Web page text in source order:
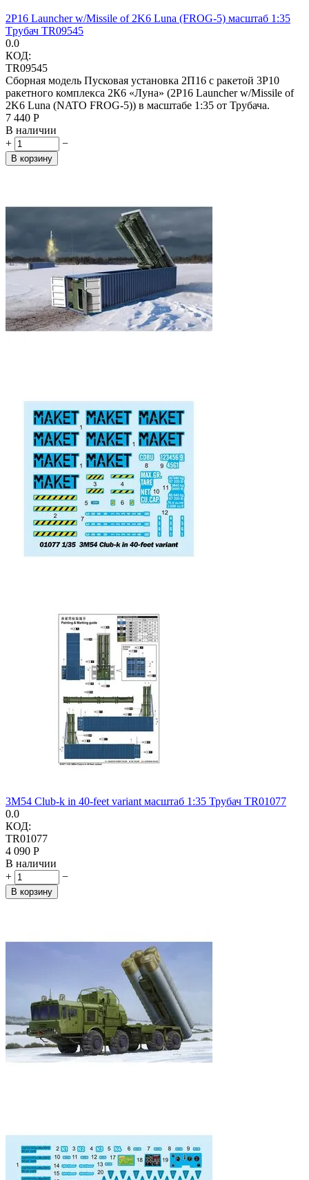
2P16 Launcher w/Missile of 2K6 Luna (FROG-5) масштаб 1:35
Tрубач TR09545
0.0
КОД:
TR09545
Сборная модель Пусковая установка 2П16 с ракетой 3Р10
ракетного комплекса 2К6 «Луна» (2P16 Launcher w/Missile of
2K6 Luna (NATO FROG-5)) в масштабе 1:35 от Трубача.
7 440 Р
В наличии
+
−
В корзину
3M54 Club-k in 40-feet variant масштаб 1:35 Трубач TR01077
0.0
КОД:
TR01077
4 090 Р
В наличии
+
−
В корзину